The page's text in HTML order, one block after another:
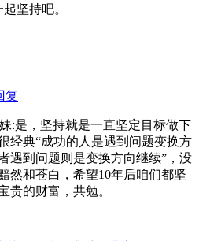
坚持吧。
复
:是，坚持就是一直坚定目标做下
经典“成功的人是遇到问题变换方
遇到问题则是变换方向继续”，没
然和苍白，希望10年后咱们都坚
贵的财富，共勉。